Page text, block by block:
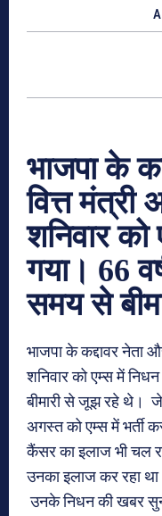
भाजपा के
वित्त
शनिवार को
गया। 66
समय से
भाजपा के कद्दावर नेता
शनिवार को एम्स में
बीमारी से जूझ रहे थे।
अगस्त को एम्स में भर्ती
कैंसर का इलाज भी चल
उनका इलाज कर रहा
उनके निधन की खबर